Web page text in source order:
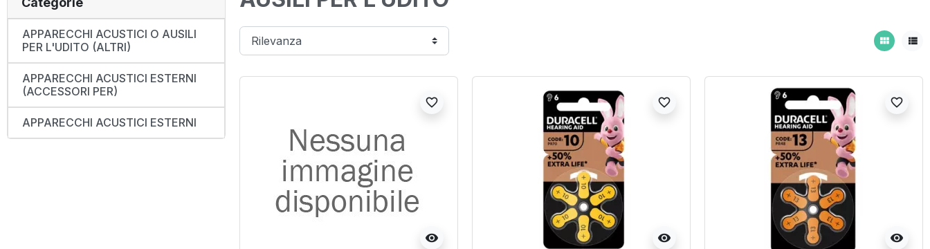
APPARECCHI ACUSTICI O AUSILI
PER L'UDITO (ALTRI)
APPARECCHI ACUSTICI ESTERNI
(ACCESSORI PER)
APPARECCHI ACUSTICI ESTERNI
view_module view_list
visibility
favorite_border
visibility
favorite_border
visibility
favorite_border